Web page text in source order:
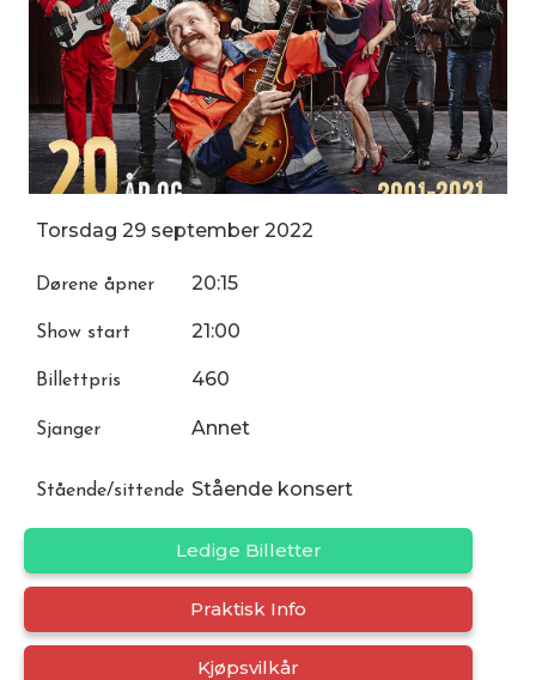
Torsdag 29 september 2022
Dørene åpner 20:15
Show start 21:00
Billettpris 460
Sjanger Annet
Stående/sittende Stående konsert
Ledige Billetter
Praktisk Info
Kjøpsvilkår